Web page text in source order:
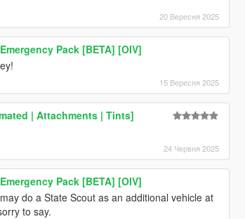
20 Вересня 2025
Pack [BETA] [OIV]
15 Вересня 2025
| Attachments | Tints]
24 Червня 2025
Pack [BETA] [OIV]
do a State Scout as an additional vehicle at
to say.